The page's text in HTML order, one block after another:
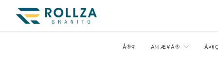
Å®¶ Ä¼Æ¥­Ã®